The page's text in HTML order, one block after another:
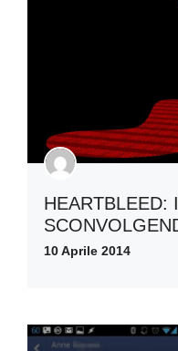
HEARTBLEED:
10 Aprile 2014